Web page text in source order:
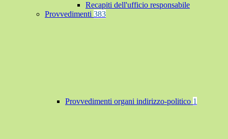
Recapiti dell'ufficio responsabile
Provvedimenti 383
Provvedimenti organi indirizzo-politico 1